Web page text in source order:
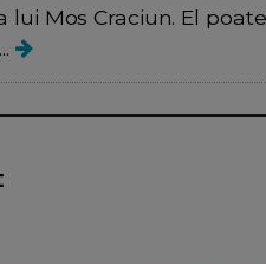
lui Mos Craciun. El